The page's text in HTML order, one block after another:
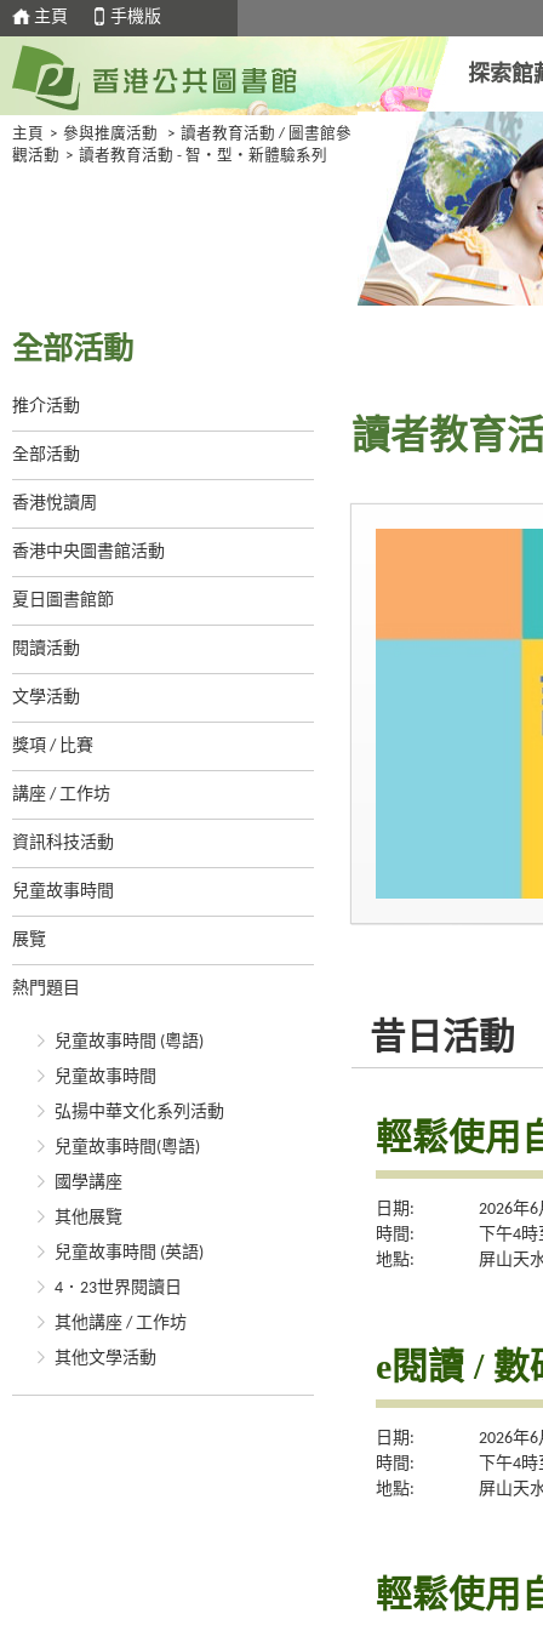
主頁 手機版
探索館
主頁 > 參與推廣活動 > 讀者教育活動 / 圖書館參
觀活動 > 讀者教育活動 - 智・型・新體驗系列
全部活動
推介活動
全部活動
香港悅讀周
香港中央圖書館活動
夏日圖書館節
閱讀活動
文學活動
獎項 / 比賽
講座 / 工作坊
資訊科技活動
兒童故事時間
展覽
熱門題目
兒童故事時間 (粵語)
兒童故事時間
弘揚中華文化系列活動
兒童故事時間(粵語)
國學講座
其他展覽
兒童故事時間 (英語)
4．23世界閱讀日
其他講座 / 工作坊
其他文學活動
讀者教育
昔日活動
輕鬆使用
日期:
2026年
時間:
下午4
地點:
屏山天
e閱讀 /
日期:
2026年
時間:
下午4
地點:
屏山天
輕鬆使用